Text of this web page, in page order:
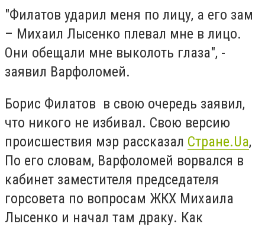
"Филатов ударил меня по лицу, а его зам
– Михаил Лысенко плевал мне в лицо.
Они обещали мне выколоть глаза", -
заявил Варфоломей.
Борис Филатов в свою очередь заявил,
что никого не избивал. Свою версию
происшествия мэр рассказал Стране.Ua,
По его словам, Варфоломей ворвался в
кабинет заместителя председателя
горсовета по вопросам ЖКХ Михаила
Лысенко и начал там драку. Как